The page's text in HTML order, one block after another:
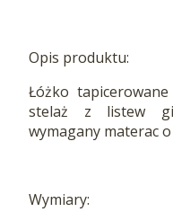
Opis produktu:
Łóżko
stelaż z listew
wymagany materac
Wymiary: